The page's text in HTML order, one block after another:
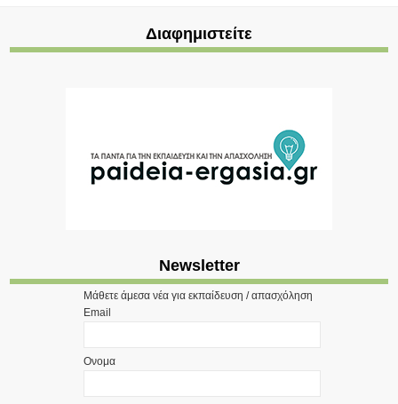
Διαφημιστείτε
Newsletter
Μάθετε άμεσα νέα για εκπαίδευση / απασχόληση
Email
Ονομα